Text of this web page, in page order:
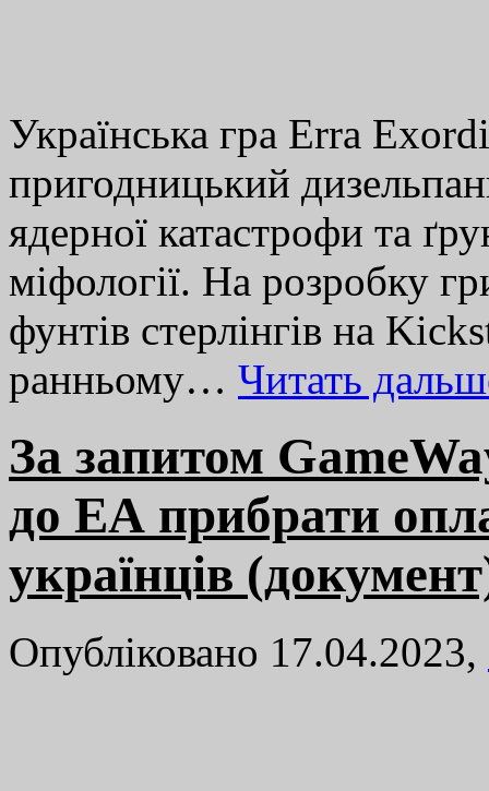
Українська гра Erra
пригодницький
ядерної катастрофи та
міфології. На розробку
фунтів стерлінгів на
ранньому… Читать
За запитом
до ЕА прибрати
українців
Опубліковано 17.04.2023,